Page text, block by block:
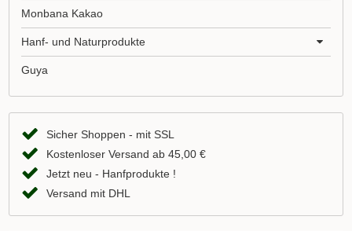
Monbana Kakao
Hanf- und Naturprodukte
Guya
Sicher Shoppen - mit SSL
Kostenloser Versand ab 45,00 €
Jetzt neu - Hanfprodukte !
Versand mit DHL